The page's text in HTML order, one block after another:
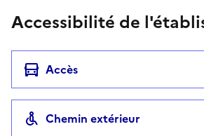
Accessibilité de
Accès
Chemin extérieur